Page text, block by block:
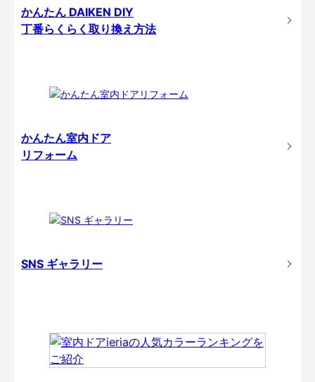
かんたん DAIKEN DIY
丁番らくらく取り換え方法
かんたん室内ドア
リフォーム
SNS ギャラリー